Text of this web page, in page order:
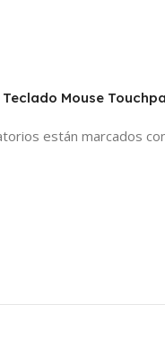
Mouse
están marcados